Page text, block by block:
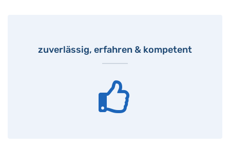
zuverlässig, erfahren & kompetent